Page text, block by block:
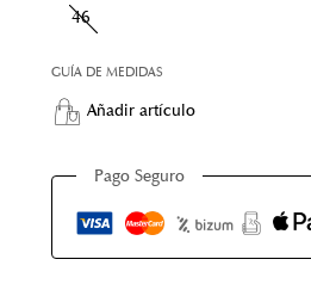
46
GUÍA DE MEDIDAS
Añadir artículo
Pago Seguro